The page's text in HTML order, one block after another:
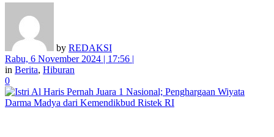
by REDAKSI
Rabu, 6 November 2024 | 17:56 |
in Berita, Hiburan
0